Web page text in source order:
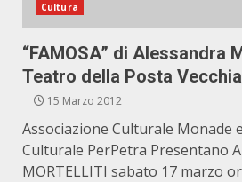
Cultura
“FAMOSA” di Alessandra
Teatro della Posta Vecchia
15 Marzo 2012
Associazione Culturale Monade
Culturale PerPetra Presentano
MORTELLITI sabato 17 marzo